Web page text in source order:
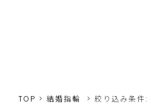
TOP 結婚指輪 絞り込み条件: